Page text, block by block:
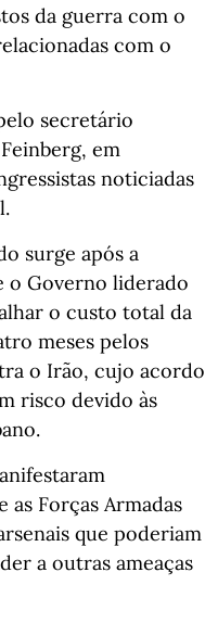
da guerra com o
com o
secretário
em
noticiadas
surge após a
o Governo liderado
o custo total da
meses pelos
o Irão, cujo acordo
risco devido às
Forças Armadas
que poderiam
a outras ameaças